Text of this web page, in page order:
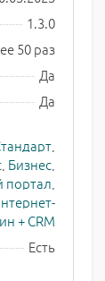
1.3.0
50 раз
Да
Да
Бизнес
портал
+ CRM
Есть